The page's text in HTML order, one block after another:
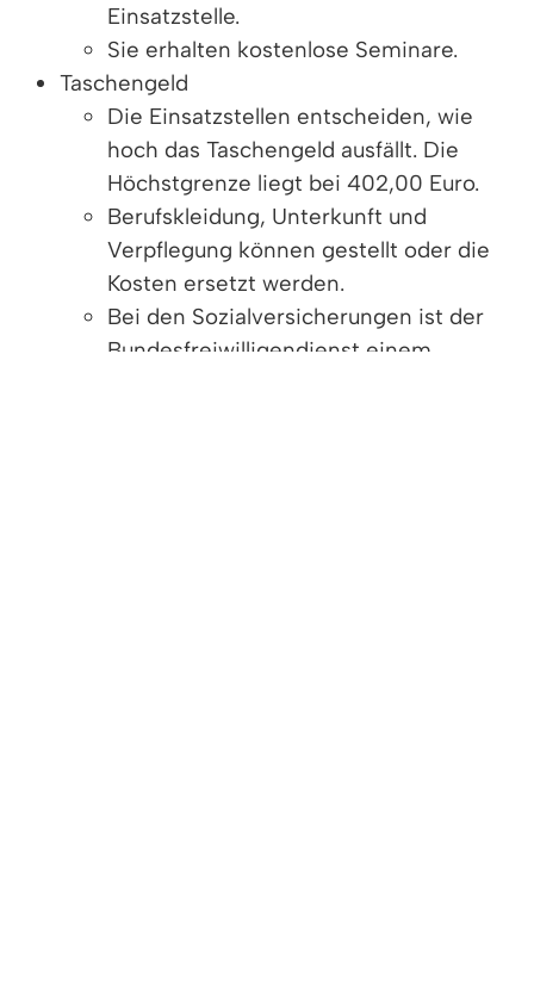
Einsatzstelle.
Sie erhalten kostenlose Seminare.
Taschengeld
Die Einsatzstellen entscheiden, wie
hoch das Taschengeld ausfällt. Die
Höchstgrenze liegt bei 402,00 Euro.
Berufskleidung, Unterkunft und
Verpflegung können gestellt oder die
Kosten ersetzt werden.
Bei den Sozialversicherungen ist der
Bundesfreiwilligendienst einem